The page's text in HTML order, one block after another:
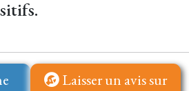
Laisser un avis sur